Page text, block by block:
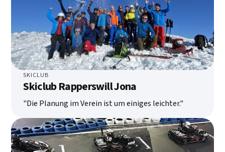
SKICLUB
Skiclub Rapperswill Jona
"Die Planung im Verein ist um einiges leichter."